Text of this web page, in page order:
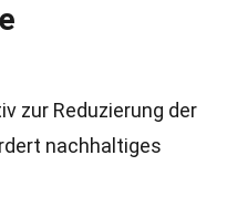
zur Reduzierung der
nachhaltiges